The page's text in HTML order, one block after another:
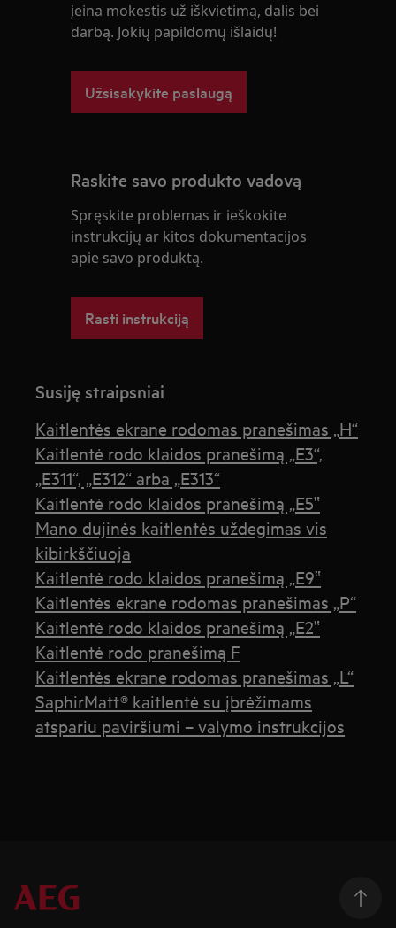
įeina mokestis už iškvietimą, dalis bei
darbą. Jokių papildomų išlaidų!
Užsisakykite paslaugą
Raskite savo produkto vadovą
Spręskite problemas ir ieškokite
instrukcijų ar kitos dokumentacijos
apie savo produktą.
Rasti instrukciją
Susiję straipsniai
Kaitlentės ekrane rodomas pranešimas „H“
Kaitlentė rodo klaidos pranešimą „E3“,
„E311“, „E312“ arba „E313“
Kaitlentė rodo klaidos pranešimą „E5‟
Mano dujinės kaitlentės uždegimas vis
kibirkščiuoja
Kaitlentė rodo klaidos pranešimą „E9‟
Kaitlentės ekrane rodomas pranešimas „P“
Kaitlentė rodo klaidos pranešimą „E2‟
Kaitlentė rodo pranešimą F
Kaitlentės ekrane rodomas pranešimas „L“
SaphirMatt® kaitlentė su įbrėžimams
atspariu paviršiumi – valymo instrukcijos